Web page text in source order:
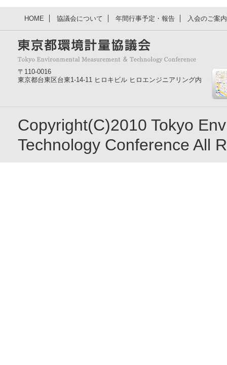
HOME 協議会について 年間行事予定・報告 入会のご案
〒110-0016
東京都台東区台東1-14-11 ヒロキビル ヒロエンジニアリング内
Copyright(C)2010 Tokyo
Technology Conference All